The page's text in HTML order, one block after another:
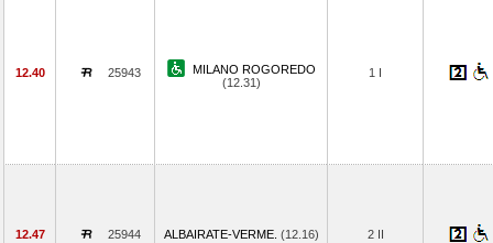
12.40 25943
MILANO ROGOREDO
(12.31)
1 I
12.47 25944 ALBAIRATE-VERME. (12.16) 2 II